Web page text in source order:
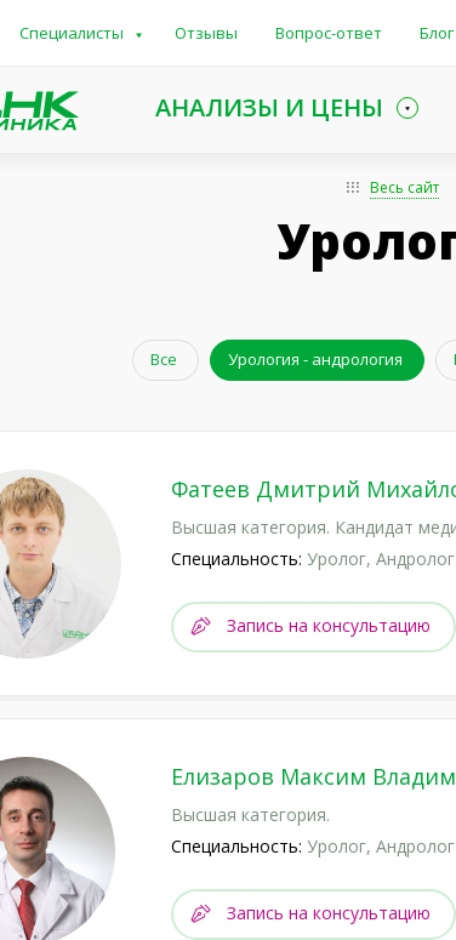
Специалисты Отзывы Вопрос-ответ Блог
АНАЛИЗЫ И ЦЕНЫ
Весь сайт
Все Урология - андрология
Фатеев Дмитрий
Высшая категория. Кандидат
Специальность: Уролог, Андролог
Запись на консультацию
Елизаров Максим
Высшая категория.
Специальность: Уролог, Андролог
Запись на консультацию